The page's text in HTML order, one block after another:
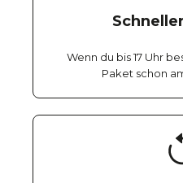
Wenn du bis 17 Uhr
Paket schon